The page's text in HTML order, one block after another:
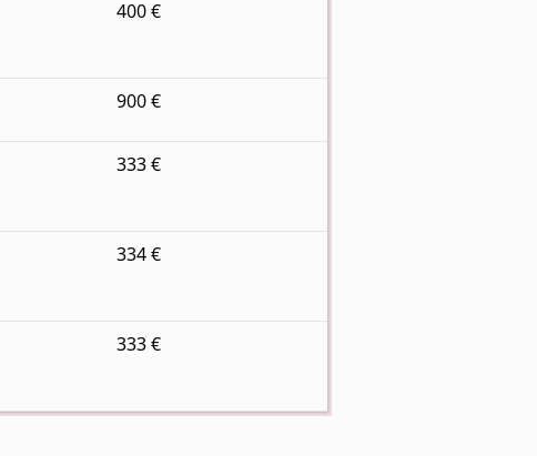
400 €
900 €
333 €
334 €
333 €